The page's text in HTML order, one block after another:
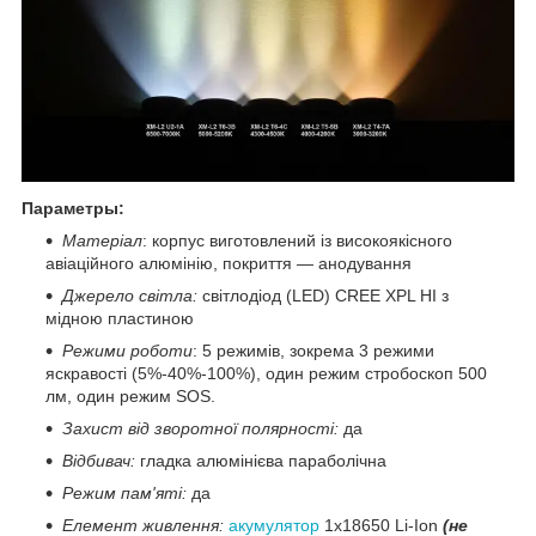
Параметры:
Матеріал: корпус виготовлений із високоякісного
авіаційного алюмінію, покриття — анодування
Джерело світла: світлодіод (LED) CREE XPL HI з
мідною пластиною
Режими роботи: 5 режимів, зокрема 3 режими
яскравості (5%-40%-100%), один режим стробоскоп 500
лм, один режим SOS.
Захист від зворотної полярності: да
Відбивач: гладка алюмінієва параболічна
Режим пам'яті: да
Елемент живлення: акумулятор 1x18650 Li-Ion (не